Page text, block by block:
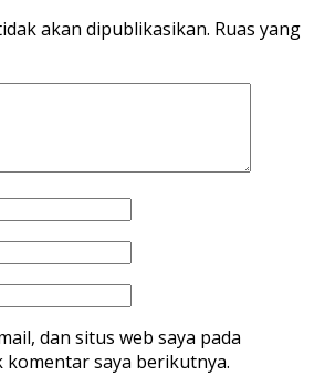
akan dipublikasikan. Ruas yang
dan situs web saya pada
saya berikutnya.